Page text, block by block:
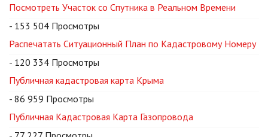
Посмотреть Участок со Спутника в Реальном Времени
- 153 504 Просмотры
Распечатать Ситуационный План по Кадастровому Номеру
- 120 334 Просмотры
Публичная кадастровая карта Крыма
- 86 959 Просмотры
Публичная Кадастровая Карта Газопровода